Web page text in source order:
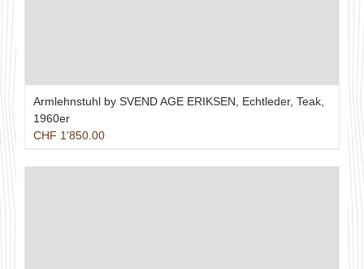
Armlehnstuhl by SVEND AGE ERIKSEN, Echtleder, Teak,
1960er
CHF 1'850.00